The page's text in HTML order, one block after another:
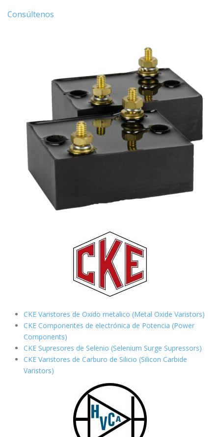
Consúltenos
CKE Varistores de Oxido metalico (Metal Oxide Varistors)
CKE Componentes de electrónica de Potencia (Power
Components)
CKE Supresores de Selenio (Selenium Surge Supressors)
CKE Varistores de Carburo de Silicio (Silicon Carbide
Varistors)